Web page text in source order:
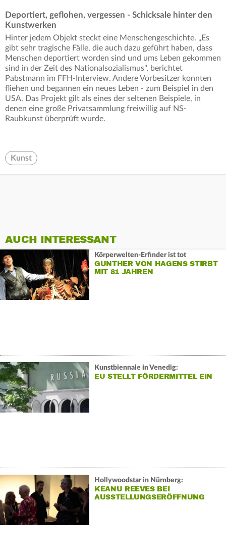
Deportiert, geflohen, vergessen - Schicksale hinter den
Kunstwerken
Hinter jedem Objekt steckt eine Menschengeschichte. „Es
gibt sehr tragische Fälle, die auch dazu geführt haben, dass
Menschen deportiert worden sind und ums Leben gekommen
sind in der Zeit des Nationalsozialismus", berichtet
Pabstmann im FFH-Interview. Andere Vorbesitzer konnten
fliehen und begannen ein neues Leben - zum Beispiel in den
USA. Das Projekt gilt als eines der seltenen Beispiele, in
denen eine große Privatsammlung freiwillig auf NS-
Raubkunst überprüft wurde.
Kunst
AUCH INTERESSANT
Körperwelten-Erfinder ist tot
GUNTHER VON HAGENS STIRBT
MIT 81 JAHREN
Kunstbiennale in Venedig:
EU STELLT FÖRDERMITTEL EIN
Hollywoodstar in Nürnberg:
KEANU REEVES BEI
AUSSTELLUNGSERÖFFNUNG